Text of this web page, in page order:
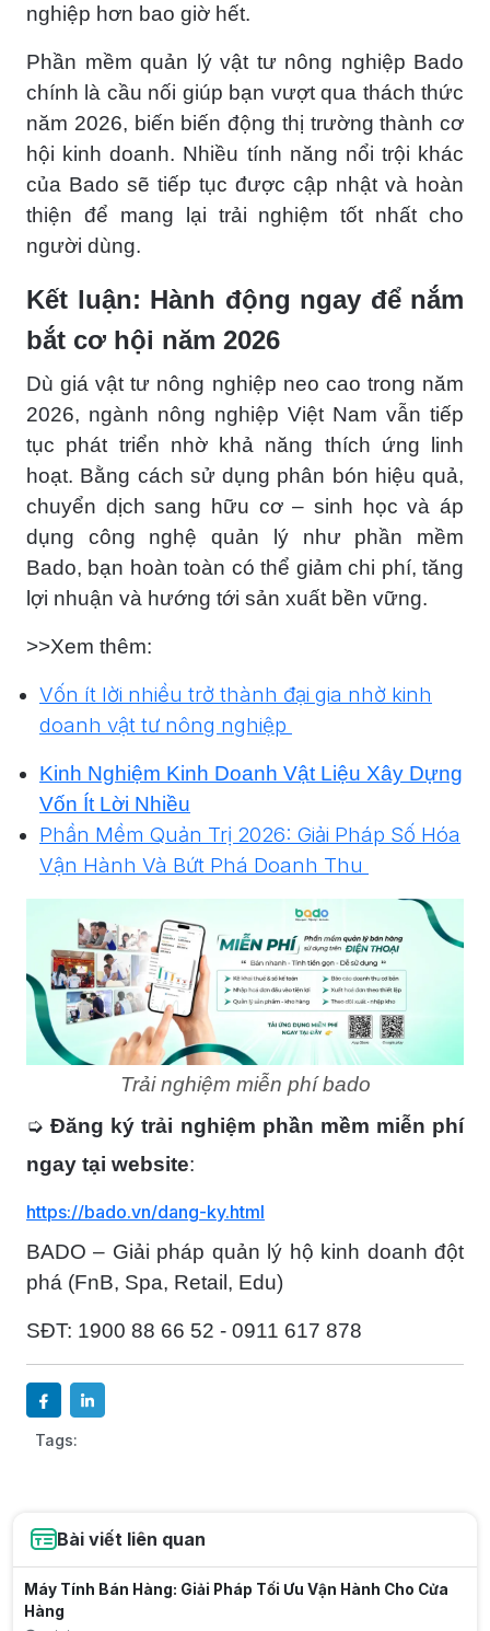
nghiệp hơn bao giờ hết.
Phần mềm quản lý vật tư nông nghiệp Bado
chính là cầu nối giúp bạn vượt qua thách thức
năm 2026, biến biến động thị trường thành cơ
hội kinh doanh. Nhiều tính năng nổi trội khác
của Bado sẽ tiếp tục được cập nhật và hoàn
thiện để mang lại trải nghiệm tốt nhất cho
người dùng.
Kết luận: Hành động ngay để nắm
bắt cơ hội năm 2026
Dù giá vật tư nông nghiệp neo cao trong năm
2026, ngành nông nghiệp Việt Nam vẫn tiếp
tục phát triển nhờ khả năng thích ứng linh
hoạt. Bằng cách sử dụng phân bón hiệu quả,
chuyển dịch sang hữu cơ – sinh học và áp
dụng công nghệ quản lý như phần mềm
Bado, bạn hoàn toàn có thể giảm chi phí, tăng
lợi nhuận và hướng tới sản xuất bền vững.
>>Xem thêm:
Vốn ít lời nhiều trở thành đại gia nhờ kinh
doanh vật tư nông nghiệp
Kinh Nghiệm Kinh Doanh Vật Liệu Xây Dựng
Vốn Ít Lời Nhiều
Phần Mềm Quản Trị 2026: Giải Pháp Số Hóa
Vận Hành Và Bứt Phá Doanh Thu
Trải nghiệm miễn phí bado
➭Đăng ký trải nghiệm phần mềm miễn phí
ngay tại website:
https://bado.vn/dang-ky.html
BADO – Giải pháp quản lý hộ kinh doanh đột
phá (FnB, Spa, Retail, Edu)
SĐT: 1900 88 66 52 - 0911 617 878
Tags:
Bài viết liên quan
Máy Tính Bán Hàng: Giải Pháp Tối Ưu Vận Hành Cho Cửa
Hàng